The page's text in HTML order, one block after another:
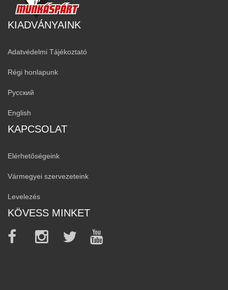
KIADVÁNYAINK
Adatvédelmi Tájékoztató
Régi honlapunk
Русский
English
KAPCSOLAT
Elérhetőségeink
Vármegyei szervezeteink
Levelezés
KÖVESS MINKET